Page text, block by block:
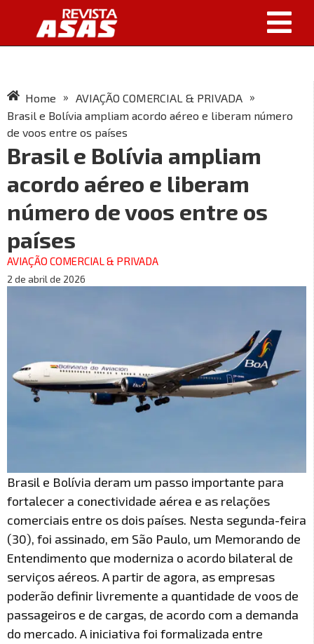
Home » AVIAÇÃO COMERCIAL & PRIVADA »
Brasil e Bolívia ampliam acordo aéreo e liberam número
de voos entre os países
Brasil e Bolívia ampliam
acordo aéreo e liberam
número de voos entre os
países
AVIAÇÃO COMERCIAL & PRIVADA
2 de abril de 2026
Brasil e Bolívia deram um passo importante para
fortalecer a conectividade aérea e as relações
comerciais entre os dois países. Nesta segunda-feira
(30), foi assinado, em São Paulo, um Memorando de
Entendimento que moderniza o acordo bilateral de
serviços aéreos. A partir de agora, as empresas
poderão definir livremente a quantidade de voos de
passageiros e de cargas, de acordo com a demanda
do mercado. A iniciativa foi formalizada entre